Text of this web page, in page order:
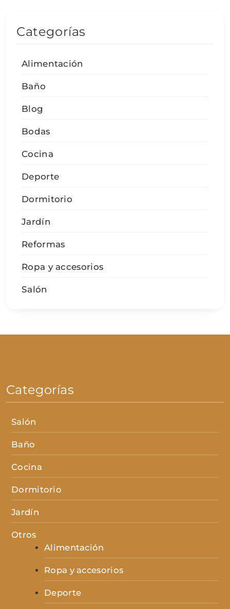
Categorías
Alimentación
Baño
Blog
Bodas
Cocina
Deporte
Dormitorio
Jardín
Reformas
Ropa y accesorios
Salón
Categorías
Salón
Baño
Cocina
Dormitorio
Jardín
Otros
Alimentación
Ropa y accesorios
Deporte